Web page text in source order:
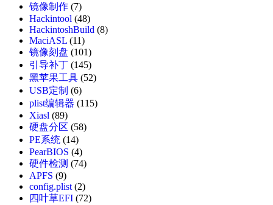
镜像制作 (7)
Hackintool (48)
HackintoshBuild (8)
MaciASL (11)
镜像刻盘 (101)
引导补丁 (145)
黑苹果工具 (52)
USB定制 (6)
plist编辑器 (115)
Xiasl (89)
硬盘分区 (58)
PE系统 (14)
PearBIOS (4)
硬件检测 (74)
APFS (9)
config.plist(2)
四叶草EFI (72)